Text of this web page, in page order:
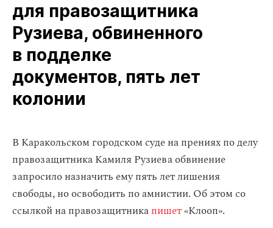
для правозащитника
Рузиева, обвиненного
в подделке
документов, пять лет
колонии
В Каракольском городском суде на прениях по делу
правозащитника Камиля Рузиева обвинение
запросило назначить ему пять лет лишения
свободы, но освободить по амнистии. Об этом со
ссылкой на правозащитникапишет«Клооп».